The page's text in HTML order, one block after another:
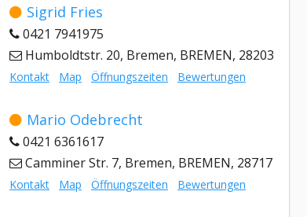
Sigrid Fries
0421 7941975
Humboldtstr. 20, Bremen, BREMEN, 28203
Kontakt Map Öffnungszeiten Bewertungen
Mario Odebrecht
0421 6361617
Camminer Str. 7, Bremen, BREMEN, 28717
Kontakt Map Öffnungszeiten Bewertungen